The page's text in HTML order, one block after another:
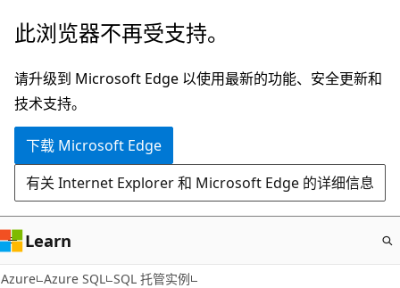
跳
主
要
内
此浏览器不再受支持。
请升级到 Microsoft Edge 以使用最新的功能、安全更新和
技术支持。
下载 Microsoft Edge
有关 Internet Explorer 和 Microsoft Edge 的详细信息
Learn
Azure Azure SQL SQL 托管实例